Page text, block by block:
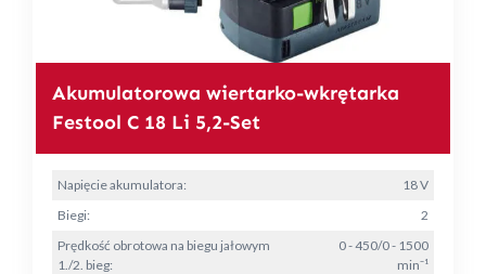
Akumulatorowa wiertarko-wkrętarka
Festool C 18 Li 5,2-Set
Napięcie akumulatora:
18 V
Biegi:
2
Prędkość obrotowa na biegu jałowym
1./2. bieg:
0 - 450/0 - 1500
min⁻¹